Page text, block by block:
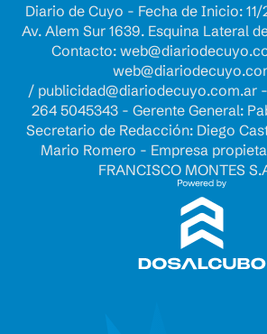
Diario de Cuyo - Fecha de Inicio:
Av. Alem Sur 1639. Esquina Lateral
Contacto:
/ publicidad@diariodecuyo.com.ar-
264 5045343 - Gerente General:
Secretario de Redacción: Diego
Mario Romero - Empresa
FRANCISCO MONTES